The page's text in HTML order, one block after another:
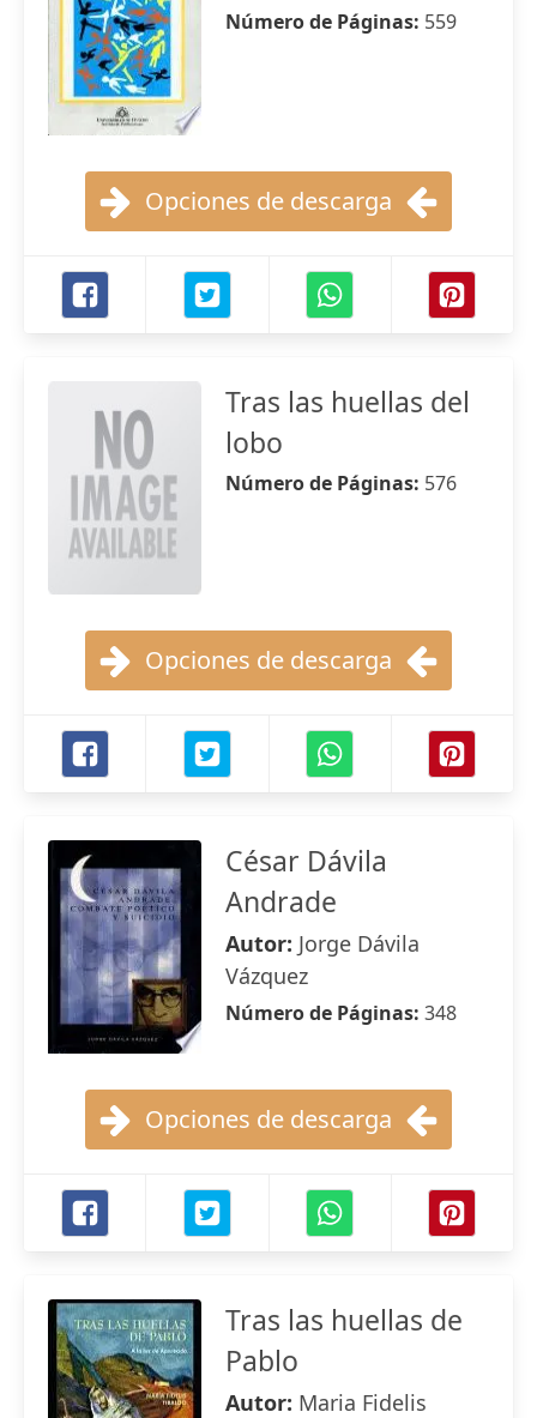
Número de Páginas: 559
Opciones de descarga
Tras las huellas del
lobo
Número de Páginas: 576
Opciones de descarga
César Dávila
Andrade
Autor: Jorge Dávila
Vázquez
Número de Páginas: 348
Opciones de descarga
Tras las huellas de
Pablo
Autor: Maria Fidelis